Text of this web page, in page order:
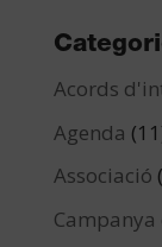
Acords
Agenda
Associació